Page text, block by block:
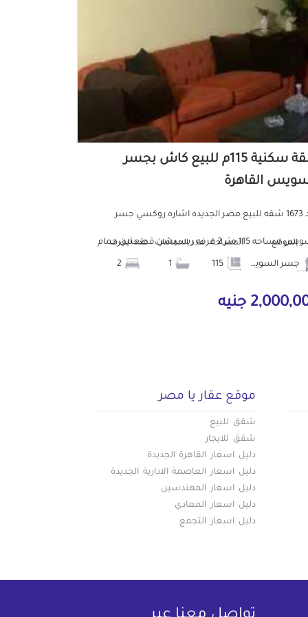
شقة سكنية 115م للبيع كاش بجسر
القاهرة
كود 1673 شقه للبيع مصر الجديده اشاره روكسي جسر
السويس مساحه 115 متر 2 غرفه ريسبشن قطعتين حمام الموقع
جسر السويس
المساحة عدد الحمامات عدد الغرف
جنيه
موقع عقار يا مصر
شقق للبيع
شقق للايجار
دليل اسعار القاهرة الجديدة
دليل اسعار العاصمة الادارية الجديدة
دليل اسعار المهندسين
دليل اسعار المعادي
دليل اسعار التجمع